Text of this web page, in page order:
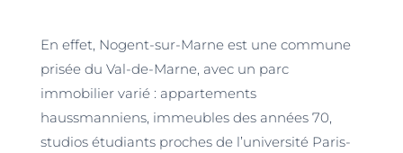
En effet, Nogent-sur-Marne est une commune
prisée du Val-de-Marne, avec un parc
immobilier varié : appartements
haussmanniens, immeubles des années 70,
studios étudiants proches de l’université Paris-